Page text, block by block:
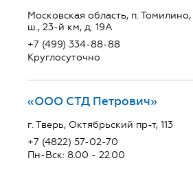
Московская область, п.
ш., 23-й км, д. 19А
+7 (499) 334-88-88
Круглосуточно
«ООО СТД Петрович»
г. Тверь, Октябрьский пр-т, 113
+7 (4822) 57-02-70
Пн-Вск: 8.00 - 22.00